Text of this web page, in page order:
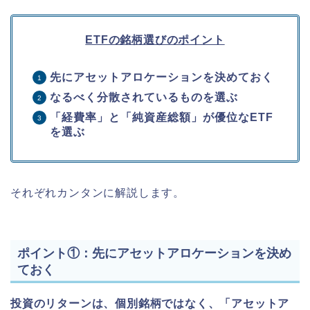
ETFの銘柄選びのポイント
先にアセットアロケーションを決めておく
なるべく分散されているものを選ぶ
「経費率」と「純資産総額」が優位なETF
を選ぶ
それぞれカンタンに解説します。
ポイント①：先にアセットアロケーションを決め
ておく
投資のリターンは、個別銘柄ではなく、「アセットア